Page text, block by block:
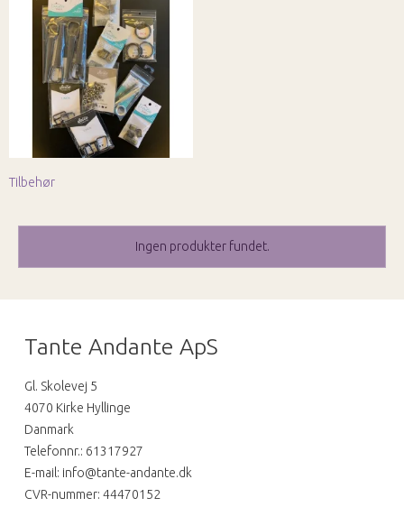
Tilbehør
Ingen produkter fundet.
Tante Andante ApS
Gl. Skolevej 5
4070 Kirke Hyllinge
Danmark
Telefonnr.: 61317927
E-mail : info@tante-andante.dk
CVR-nummer: 44470152